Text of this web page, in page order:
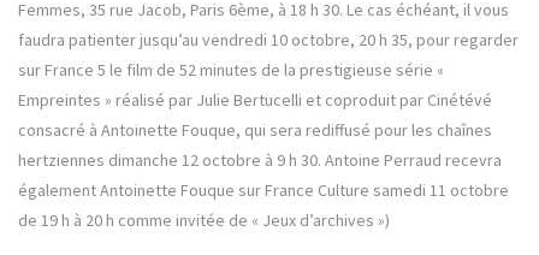
Femmes, 35 rue Jacob, Paris 6ème, à 18 h 30. Le cas échéant, il vous
faudra patienter jusqu’au vendredi 10 octobre, 20 h 35, pour regarder
sur France 5 le film de 52 minutes de la prestigieuse série «
Empreintes » réalisé par Julie Bertucelli et coproduit par Cinétévé
consacré à Antoinette Fouque, qui sera rediffusé pour les chaînes
hertziennes dimanche 12 octobre à 9 h 30. Antoine Perraud recevra
également Antoinette Fouque sur France Culture samedi 11 octobre
de 19 h à 20 h comme invitée de « Jeux d’archives »)